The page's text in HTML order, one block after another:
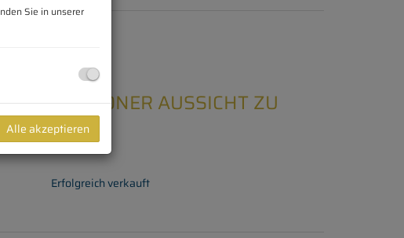
MIT SCHÖNER AUSSICHT ZU
Erfolgreich verkauft
Sie in unserer
Alle akzeptieren